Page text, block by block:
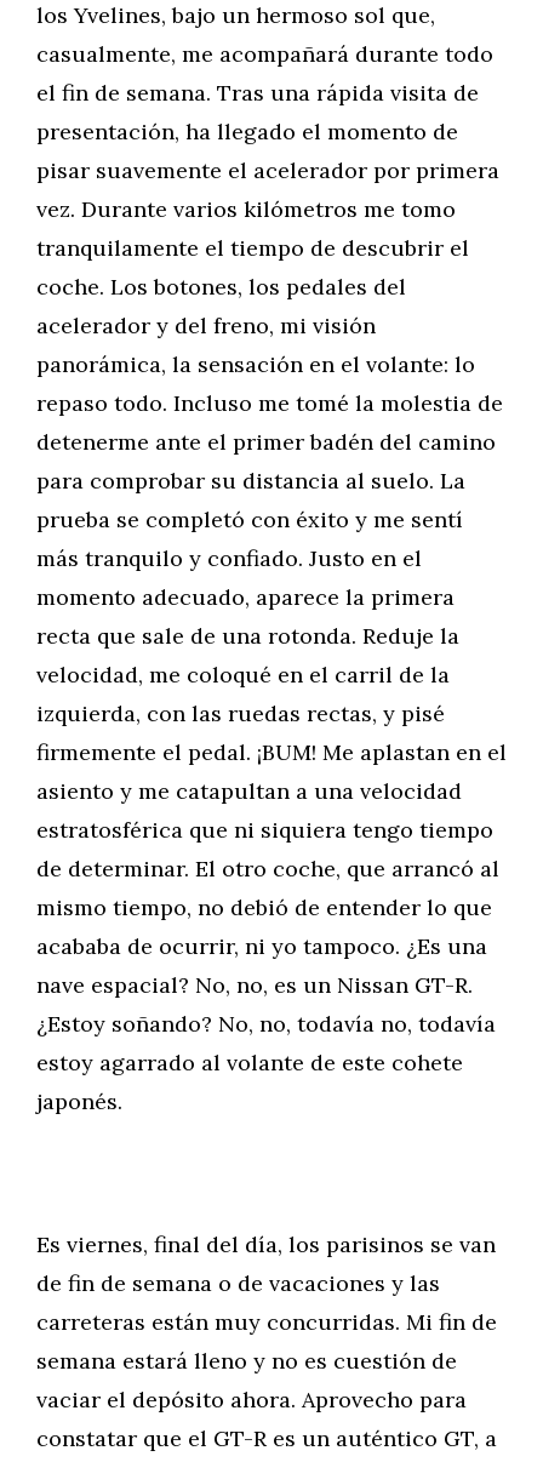
los Yvelines, bajo un hermoso sol que,
casualmente, me acompañará durante todo
el fin de semana. Tras una rápida visita de
presentación, ha llegado el momento de
pisar suavemente el acelerador por primera
vez. Durante varios kilómetros me tomo
tranquilamente el tiempo de descubrir el
coche. Los botones, los pedales del
acelerador y del freno, mi visión
panorámica, la sensación en el volante: lo
repaso todo. Incluso me tomé la molestia de
detenerme ante el primer badén del camino
para comprobar su distancia al suelo. La
prueba se completó con éxito y me sentí
más tranquilo y confiado. Justo en el
momento adecuado, aparece la primera
recta que sale de una rotonda. Reduje la
velocidad, me coloqué en el carril de la
izquierda, con las ruedas rectas, y pisé
firmemente el pedal. ¡BUM! Me aplastan en el
asiento y me catapultan a una velocidad
estratosférica que ni siquiera tengo tiempo
de determinar. El otro coche, que arrancó al
mismo tiempo, no debió de entender lo que
acababa de ocurrir, ni yo tampoco. ¿Es una
nave espacial? No, no, es un Nissan GT-R.
¿Estoy soñando? No, no, todavía no, todavía
estoy agarrado al volante de este cohete
japonés.
Es viernes, final del día, los parisinos se van
de fin de semana o de vacaciones y las
carreteras están muy concurridas. Mi fin de
semana estará lleno y no es cuestión de
vaciar el depósito ahora. Aprovecho para
constatar que el GT-R es un auténtico GT, a